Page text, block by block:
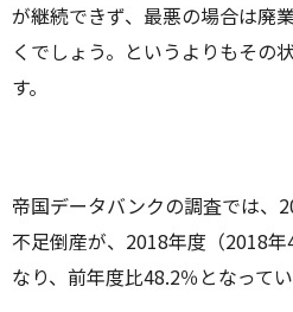
が継続できず、最悪の場合は廃
くでしょう。というよりもその
す。
帝国データバンクの調査では、
不足倒産が、2018年度（2018
なり、前年度比48.2％となってい